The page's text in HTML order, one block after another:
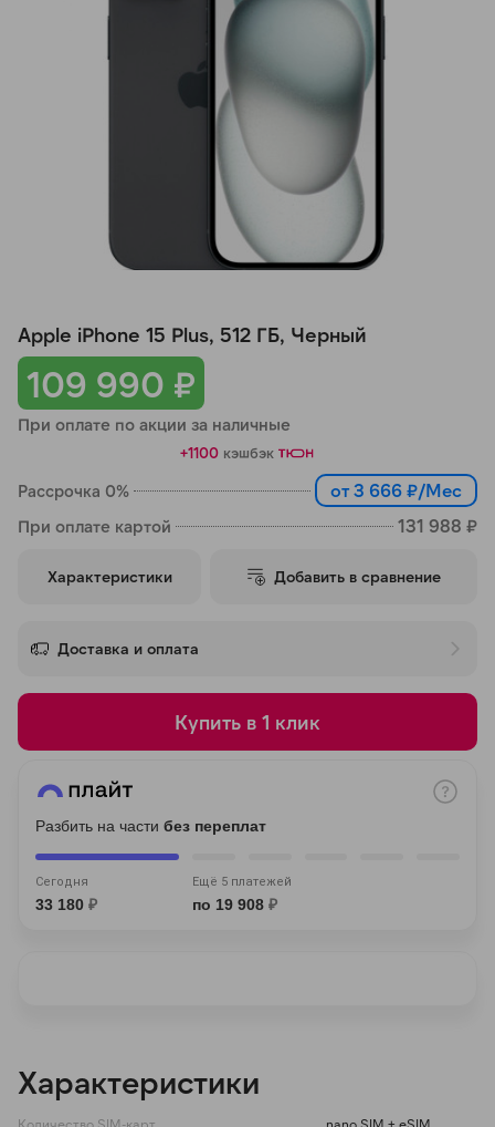
109 990 ₽
При оплате по акции за наличные
+1100 кэшбэк
Рассрочка 0% от 3 666 ₽/Мес
При оплате картой 131 988 ₽
Apple iPhone 15 Plus, 512 ГБ, Черный
Характеристики Добавить в сравнение
Доставка и оплата
Купить в 1 клик
Разбить на части без переплат
Сегодня
33 180 ₽
Ещё 5 платежей
по 19 908 ₽
Характеристики
Количество SIM-карт
nano SIM + eSIM
Добавляйте товары
в корзину
Оплачивайте сегодня только
% картой любого банка
выбранный способом
Оставшиеся75 % будут
списыватьсяс вашей карты
по25%каждые 2 недели
Подробнее
об оплате Плайтом
25
8 800 302-02-51
plait.ru